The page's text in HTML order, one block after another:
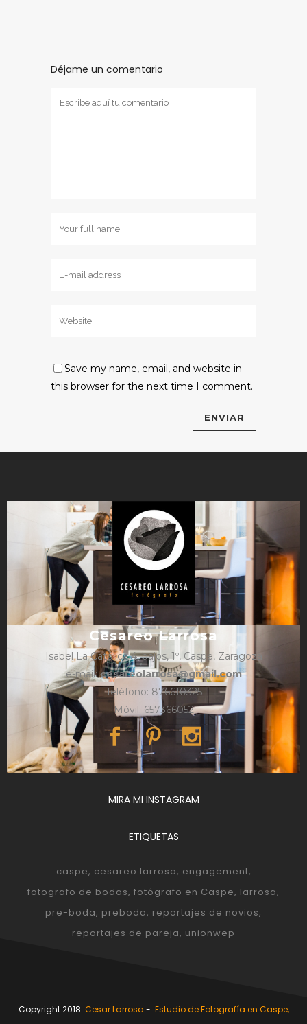
Déjame un comentario
Save my name, email, and website in
this browser for the next time I comment.
Cesareo Larrosa
Isabel La Católica 4, bajos, 1º, Caspe, Zaragoza
e-mail:cesareolarrosa@gmail.com
Teléfono: 876610325
Móvil: 657366052
MIRA MI INSTAGRAM
ETIQUETAS
caspe cesareo larrosa engagement
fotografo de bodas fotógrafo en Caspe larrosa
pre-boda preboda reportajes de novios
reportajes de pareja unionwep
Copyright 2018 Cesar Larrosa - Estudio de Fotografía en Caspe,